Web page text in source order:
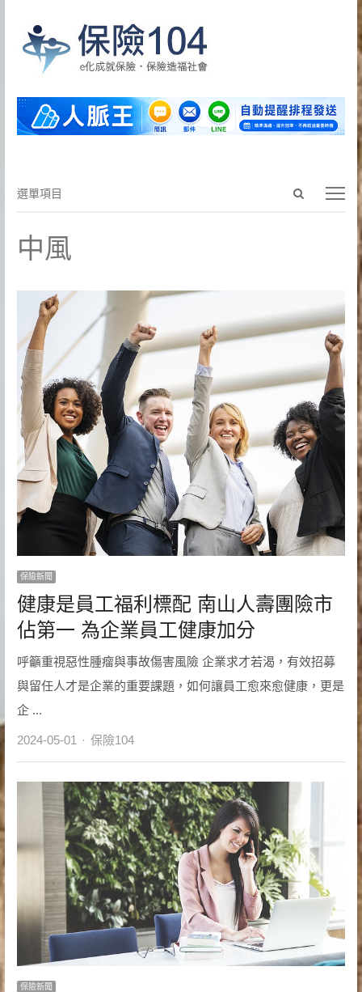
Open
search
選
目
選單項目
中風
保險新聞
健康是員工福利標配 南山人壽團險市
佔第一 為企業員工健康加分
呼籲重視惡性腫瘤與事故傷害風險 企業求才若渴，有效招募
與留任人才是企業的重要課題，如何讓員工愈來愈健康，更是
企 ...
2024-05-01 Author
保險104
保險新聞